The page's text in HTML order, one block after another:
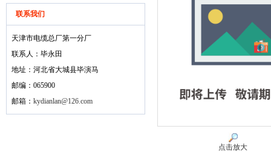
联系我们
天津市电缆总厂第一分厂
联系人：毕永田
地址：河北省大城县毕演马
邮编：065900
邮箱： kydianlan@126.com
点击放大